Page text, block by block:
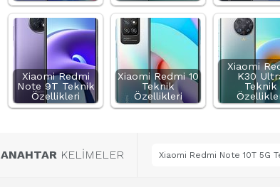
Xiaomi Redmi
Note 9T Teknik
Özellikleri
Xiaomi Redmi 10
Teknik
Özellikleri
Xiaomi
K30
Teknik
ANAHTAR KELİMELER Xiaomi Redmi Note 10T 5G